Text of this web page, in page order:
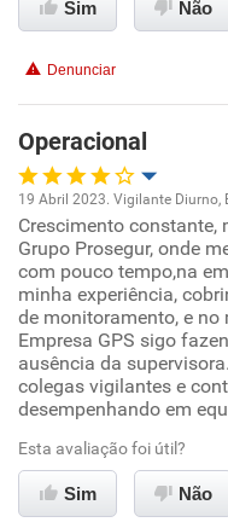
Benefícios
Recomenda esta
Sim Não
Denunciar
Operacional
Oportunidade de
Ambiente de trabalho
Conciliação com a vida
Benefícios
Recomenda esta
19 Abril 2023. Vigilante Diurno,
Crescimento constante,
Grupo Prosegur, onde
com pouco tempo,na
minha experiência,
de monitoramento, e
Empresa GPS sigo
ausência da
colegas vigilantes e
desempenhando em
Esta avaliação foi útil?
Sim Não